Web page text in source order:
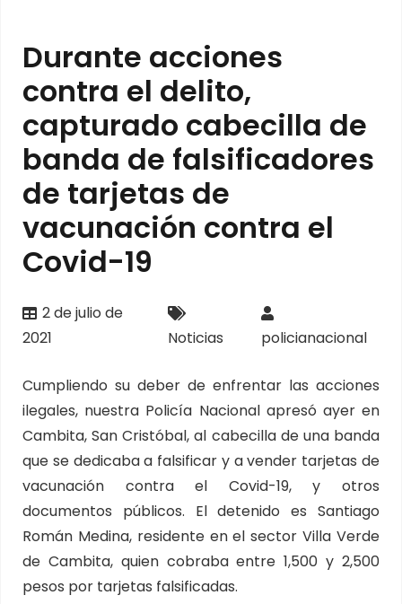
Durante acciones
contra el delito,
capturado cabecilla de
banda de falsificadores
de tarjetas de
vacunación contra el
Covid-19
2 de julio de
2021
Noticias policianacional
Cumpliendo su deber de enfrentar las acciones
ilegales, nuestra Policía Nacional apresó ayer en
Cambita, San Cristóbal, al cabecilla de una banda
que se dedicaba a falsificar y a vender tarjetas de
vacunación contra el Covid-19, y otros
documentos públicos. El detenido es Santiago
Román Medina, residente en el sector Villa Verde
de Cambita, quien cobraba entre 1,500 y 2,500
pesos por tarjetas falsificadas.